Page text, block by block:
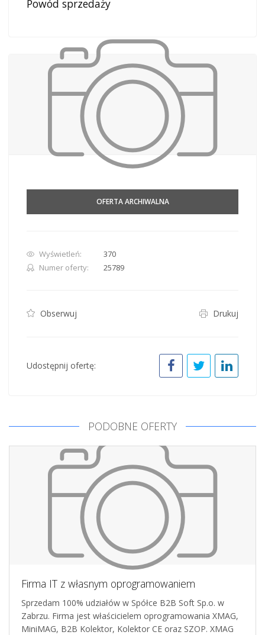
Powód sprzedaży
OFERTA ARCHIWALNA
Wyświetleń:
370
Numer oferty:
25789
Obserwuj Drukuj
Udostępnij ofertę:
PODOBNE OFERTY
Firma IT z własnym oprogramowaniem
Sprzedam 100% udziałów w Spółce B2B Soft Sp.o. w
Zabrzu. Firma jest właścicielem oprogramowania XMAG,
MiniMAG, B2B Kolektor, Kolektor CE oraz SZOP. XMAG